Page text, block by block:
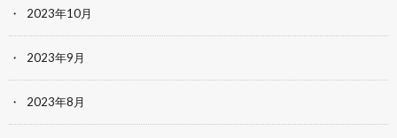
2023年10月
2023年9月
2023年8月